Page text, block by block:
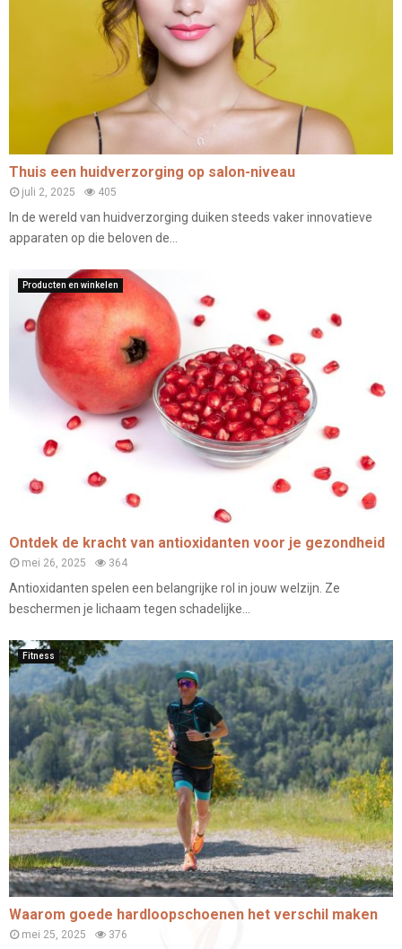
Thuis een huidverzorging op salon-niveau
juli 2, 2025 405
In de wereld van huidverzorging duiken steeds vaker innovatieve
apparaten op die beloven de...
Producten en winkelen
Ontdek de kracht van antioxidanten voor je gezondheid
mei 26, 2025 364
Antioxidanten spelen een belangrijke rol in jouw welzijn. Ze
beschermen je lichaam tegen schadelijke...
Fitness
Waarom goede hardloopschoenen het verschil maken
mei 25, 2025 376